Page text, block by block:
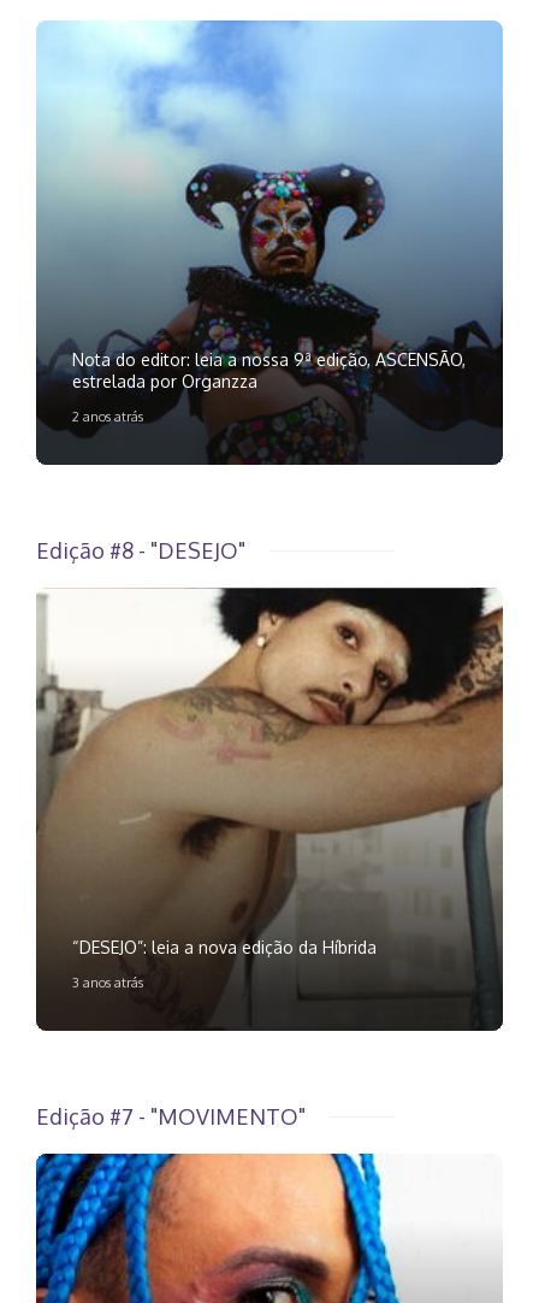
Nota do editor: leia a nossa 9ª edição, ASCENSÃO,
estrelada por Organzza
2 anos atrás
Edição #8 - "DESEJO"
“DESEJO”: leia a nova edição da Híbrida
3 anos atrás
Edição #7 - "MOVIMENTO"